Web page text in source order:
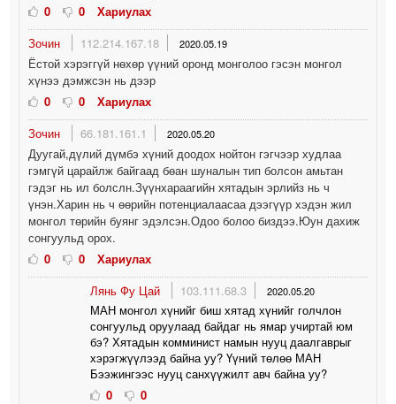
0
0
Хариулах
Зочин
112.214.167.18 2020.05.19
Ёстой хэрэггүй нөхөр үүний оронд монголоо гэсэн монгол
хүнээ дэмжсэн нь дээр
0
0
Хариулах
Зочин
66.181.161.1 2020.05.20
Дуугай,дүлий дүмбэ хүний доодох нойтон гэгчээр худлаа
гэмгүй царайлж байгаад бөан шуналын тип болсон амьтан
гэдэг нь ил болслн.Зүүнхараагийн хятадын эрлийз нь ч
үнэн.Харин нь ч өөрийн потенциалаасаа дээгүүр хэдэн жил
монгол төрийн буянг эдэлсэн.Одоо болоо биздээ.Юун дахиж
сонгуульд орох.
0
0
Хариулах
Лянь Фу Цай
103.111.68.3 2020.05.20
МАН монгол хүнийг биш хятад хүнийг голчлон
сонгуульд оруулаад байдаг нь ямар учиртай юм
бэ? Хятадын комминист намын нууц даалгаврыг
хэрэгжүүлээд байна уу? Үүний төлөө МАН
Бээжингээс нууц санхүүжилт авч байна уу?
0
0